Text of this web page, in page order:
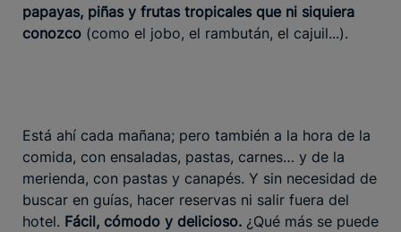
papayas, piñas y frutas tropicales que ni siquiera
conozco (como el jobo, el rambután, el cajuil...).
Está ahí cada mañana; pero también a la hora de la
comida, con ensaladas, pastas, carnes… y de la
merienda, con pastas y canapés. Y sin necesidad de
buscar en guías, hacer reservas ni salir fuera del
hotel. Fácil, cómodo y delicioso. ¿Qué más se puede